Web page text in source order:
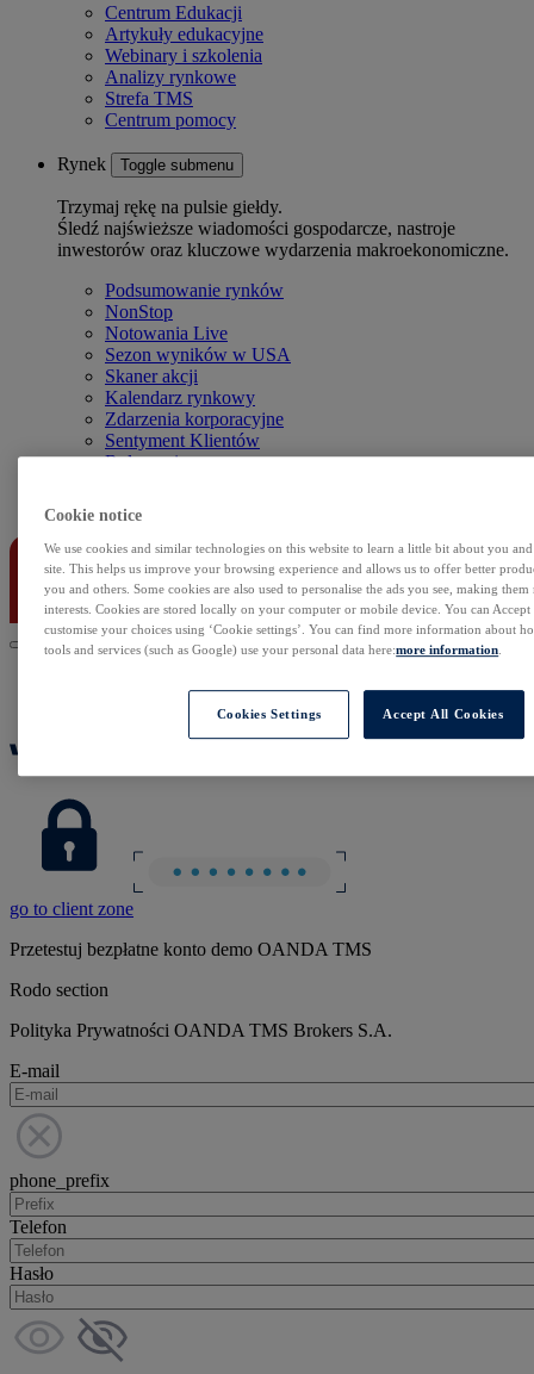
Centrum Edukacji
Artykuły edukacyjne
Webinary i szkolenia
Analizy rynkowe
Strefa TMS
Centrum pomocy
Rynek Toggle submenu
Trzymaj rękę na pulsie giełdy.
Śledź najświeższe wiadomości gospodarcze, nastroje
inwestorów oraz kluczowe wydarzenia makroekonomiczne.
Podsumowanie rynków
NonStop
Notowania Live
Sezon wyników w USA
Skaner akcji
Kalendarz rynkowy
Zdarzenia korporacyjne
Sentyment Klientów
Rolowania
Kontakt
go to client zone
Przetestuj bezpłatne konto demo OANDA TMS
Rodo section
Polityka Prywatności OANDA TMS Brokers S.A.
E-mail
phone_prefix
Telefon
Hasło
Cookie notice
We use cookies and similar technologies on this website to learn a little bit about you
site. This helps us improve your browsing experience and allows us to offer better
you and others. Some cookies are also used to personalise the ads you see, making
interests. Cookies are stored locally on your computer or mobile device. You can
customise your choices using ‘Cookie settings’. You can find more information about
tools and services (such as Google) use your personal data here:more information
Cookies Settings Accept All Cookies